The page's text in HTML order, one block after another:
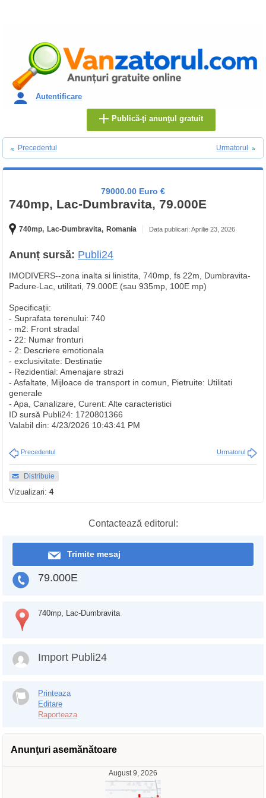
Autentificare
Publică-ţi anunţul gratuit
Precedentul Urmatorul
79000.00 Euro €
740mp, Lac-Dumbravita, 79.000E
740mp, Lac-Dumbravita, Romania Data publicari: Aprilie 23, 2026
Anunț sursă: Publi24
IMODIVERS--zona inalta si linistita, 740mp, fs 22m, Dumbravita-
Padure-Lac, utilitati, 79.000E (sau 935mp, 100E mp)
Specificații:
- Suprafata terenului: 740
- m2: Front stradal
- 22: Numar fronturi
- 2: Descriere emotionala
- exclusivitate: Destinatie
- Rezidential: Amenajare strazi
- Asfaltate, Mijloace de transport in comun, Pietruite: Utilitati
generale
- Apa, Canalizare, Curent: Alte caracteristici
ID sursă Publi24: 1720801366
Valabil din: 4/23/2026 10:43:41 PM
Precedentul Urmatorul
Distribuie
Vizualizari: 4
Contactează editorul:
Trimite mesaj
79.000E
740mp, Lac-Dumbravita
Import Publi24
Printeaza
Editare
Raporteaza
Anunţuri asemănătoare
August 9, 2026